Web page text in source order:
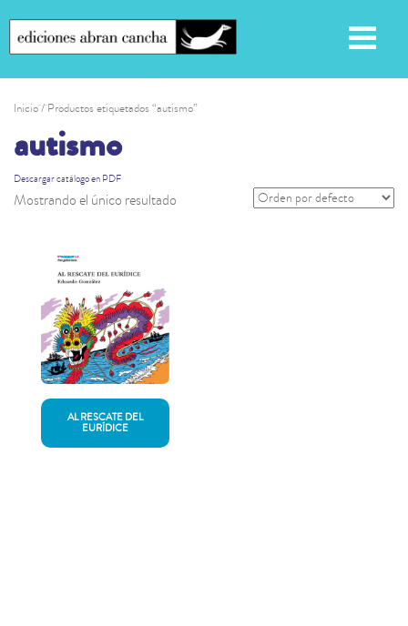
Inicio/ Productos etiquetados “autismo”
autismo
Descargar catálogo en PDF
Mostrando el único resultado
AL RESCATE DEL
EURÍDICE